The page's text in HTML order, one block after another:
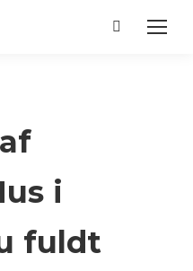
Search:
i
fuldt